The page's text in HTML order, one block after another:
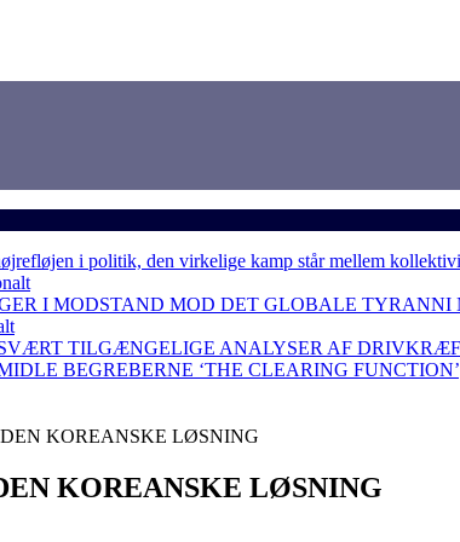
i politik, den virkelige kamp står mellem
I MODSTAND MOD DET GLOBALE TYRANNI
TILGÆNGELIGE ANALYSER AF
BEGREBERNE ‘THE CLEARING
KOREANSKE LØSNING
KOREANSKE LØSNING